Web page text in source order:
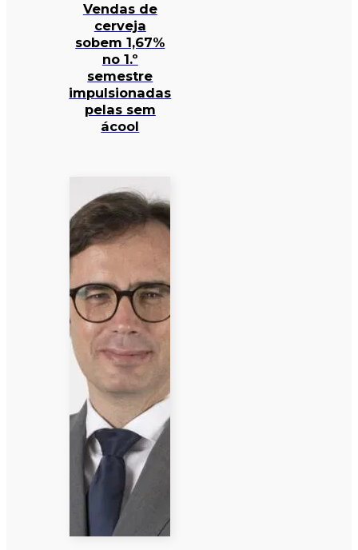
Vendas de
cerveja
sobem 1,67%
no 1.º
semestre
impulsionadas
pelas sem
ácool